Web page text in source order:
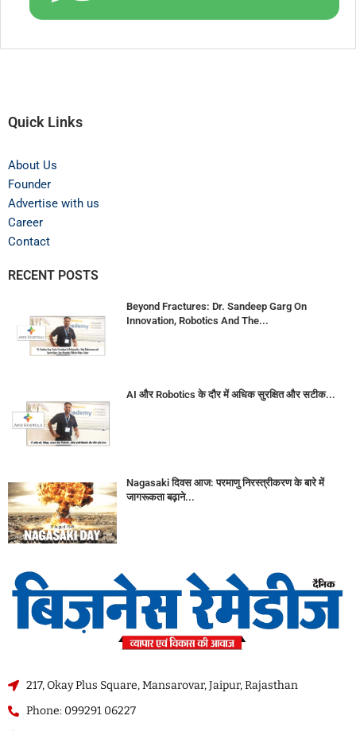
Quick Links
About Us
Founder
Advertise with us
Career
Contact
RECENT POSTS
Beyond Fractures: Dr. Sandeep Garg On
Innovation, Robotics And The...
AI और Robotics के दौर में अधिक सुरक्षित और सटीक...
Nagasaki दिवस आज: परमाणु निरस्त्रीकरण के बारे में
जागरूकता बढ़ाने...
217, Okay Plus Square, Mansarovar, Jaipur, Rajasthan
Phone: 099291 06227